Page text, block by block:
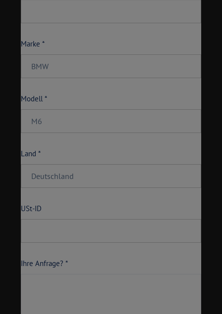
Marke *
Modell *
Land *
USt-ID
Ihre Anfrage? *